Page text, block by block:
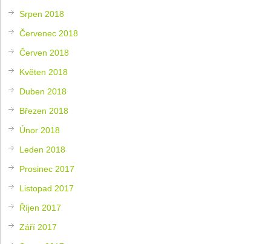
Srpen 2018
Červenec 2018
Červen 2018
Květen 2018
Duben 2018
Březen 2018
Únor 2018
Leden 2018
Prosinec 2017
Listopad 2017
Říjen 2017
Září 2017